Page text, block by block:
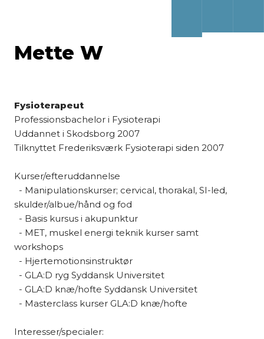
Mette W
Fysioterapeut
​Professionsbachelor i Fysioterapi
​Uddannet i Skodsborg 2007
Tilknyttet Frederiksværk Fysioterapi siden 2007
Kurser/efteruddannelse
- Manipulationskurser; cervical, thorakal, SI-led,
skulder/albue/hånd og fod
- Basis kursus i akupunktur
- MET, muskel energi teknik kurser samt
workshops
- Hjertemotionsinstruktør
- GLA:D ryg Syddansk Universitet
- GLA:D knæ/hofte Syddansk Universitet
- Masterclass kurser GLA:D knæ/hofte
​Interesser/specialer: